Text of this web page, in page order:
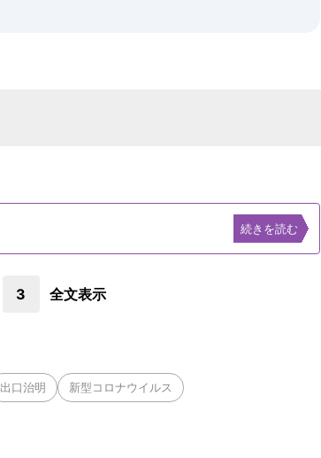
続きを読む
3 全文表示
出口治明 新型コロナウイルス